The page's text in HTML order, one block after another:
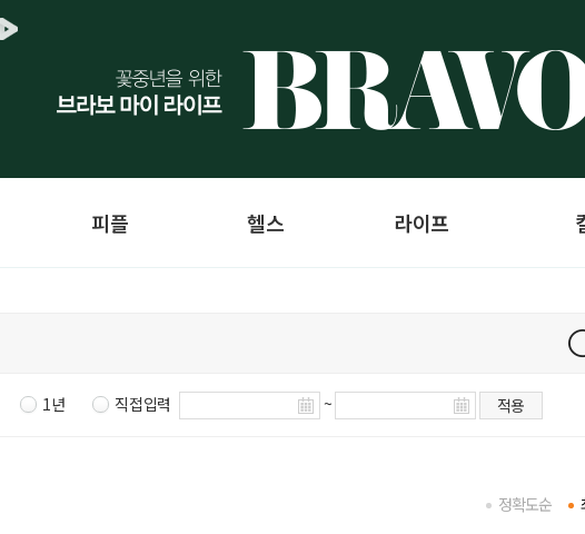
피플 헬스 라이프
1년 직접입력 ~ 적용
정확도순